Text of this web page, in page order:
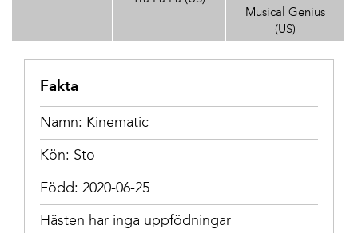
Musical Genius
(US)
Fakta
Namn: Kinematic
Kön: Sto
Född: 2020-06-25
Hästen har inga uppfödningar